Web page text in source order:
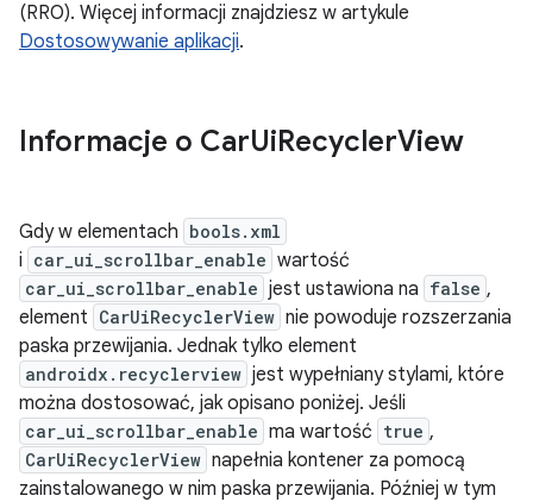
(RRO). Więcej informacji znajdziesz w artykule
Dostosowywanie aplikacji.
Informacje o CarUiRecyclerView
Gdy w elementach bools.xml
i car_ui_scrollbar_enable wartość
car_ui_scrollbar_enable jest ustawiona na false ,
element CarUiRecyclerView nie powoduje rozszerzania
paska przewijania. Jednak tylko element
androidx.recyclerview jest wypełniany stylami, które
można dostosować, jak opisano poniżej. Jeśli
car_ui_scrollbar_enable ma wartość true ,
CarUiRecyclerView napełnia kontener za pomocą
zainstalowanego w nim paska przewijania. Później w tym